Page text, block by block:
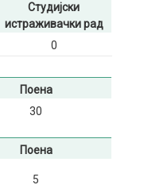
Студијски
истраживачки рад
0
Поена
30
Поена
5